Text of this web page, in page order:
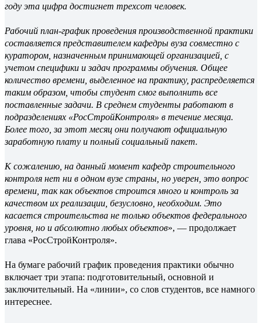
году эта цифра достигнет трехсот человек.
Рабочий план-график проведения производственной практики
составляется представителем кафедры вуза совместно с
куратором, назначенным принимающей организацией, с
учетом специфики и задач программы обучения. Общее
количество времени, выделенное на практику, распределяется
таким образом, чтобы студент смог выполнить все
поставленные задачи. В среднем студенты работают в
подразделениях «РосСтройКонтроля» в течение месяца.
Более того, за этот месяц они получают официальную
заработную плату и полный социальный пакет.
К сожалению, на данный момент кафедр строительного
контроля нет ни в одном вузе страны, но уверен, это вопрос
времени, так как объектов строится много и контроль за
качеством их реализации, безусловно, необходим. Это
касается строительства не только объектов федерального
уровня, но и абсолютно любых объектов», — продолжает
глава «РосСтройКонтроля».
На бумаге рабочий график проведения практики обычно
включает три этапа: подготовительный, основной и
заключительный. На «линии», со слов студентов, все намного
интереснее.